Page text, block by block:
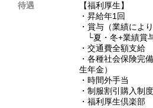
待遇
【福利厚生】
・昇給年1回
・賞与（業績により
└夏・冬+業績賞
・交通費全額支給
・各種社会保険完
生年金）
・時間外手当
・制服割引購入制度
・福利厚生倶楽部